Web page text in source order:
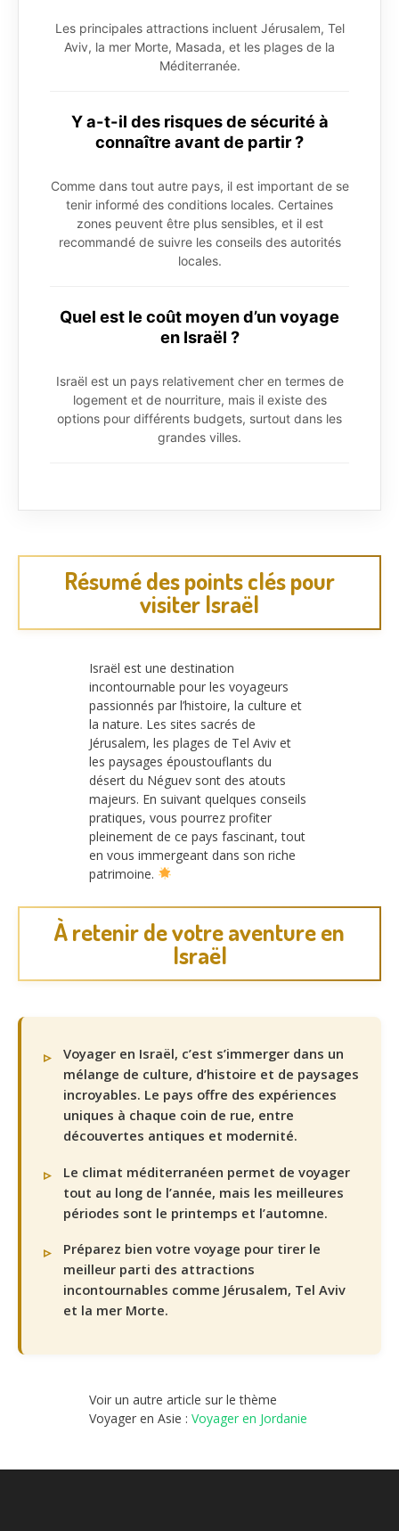
Les principales attractions incluent Jérusalem, Tel
Aviv, la mer Morte, Masada, et les plages de la
Méditerranée.
Y a-t-il des risques de sécurité à
connaître avant de partir ?
Comme dans tout autre pays, il est important de se
tenir informé des conditions locales. Certaines
zones peuvent être plus sensibles, et il est
recommandé de suivre les conseils des autorités
locales.
Quel est le coût moyen d’un voyage
en Israël ?
Israël est un pays relativement cher en termes de
logement et de nourriture, mais il existe des
options pour différents budgets, surtout dans les
grandes villes.
Résumé des points clés pour
visiter Israël
Israël est une destination
incontournable pour les voyageurs
passionnés par l’histoire, la culture et
la nature. Les sites sacrés de
Jérusalem, les plages de Tel Aviv et
les paysages époustouflants du
désert du Néguev sont des atouts
majeurs. En suivant quelques conseils
pratiques, vous pourrez profiter
pleinement de ce pays fascinant, tout
en vous immergeant dans son riche
patrimoine.
À retenir de votre aventure en
Israël
Voyager en Israël, c’est s’immerger dans un
mélange de culture, d’histoire et de paysages
incroyables. Le pays offre des expériences
uniques à chaque coin de rue, entre
découvertes antiques et modernité.
Le climat méditerranéen permet de voyager
tout au long de l’année, mais les meilleures
périodes sont le printemps et l’automne.
Préparez bien votre voyage pour tirer le
meilleur parti des attractions
incontournables comme Jérusalem, Tel Aviv
et la mer Morte.
Voir un autre article sur le thème
Voyager en Asie : Voyager en Jordanie